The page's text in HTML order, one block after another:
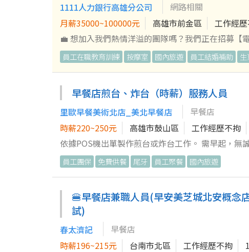
1111人力銀行高雄分公司
網路相關
月薪35000~100000元
高雄市前金區 工作經
💼 想加入我們熱情洋溢的團隊嗎？我們正在招募【
告，讓更多企業找到完美合作夥伴！ 2. 定期回訪
助企業建立職缺並熟悉招募系統操作，將服務從線上延續到線下！ 💵 我們提供的豐厚福利 ●底
餐津貼+績效獎金【無上限】 ●提供國內外員工旅
異） 🎯 我們的期待 1. 內勤辦公室工作，需要具備基本打字能力與電腦操作概念。 2. 不論你是剛畢業還是想重回職場，具
備企圖心與學習力就歡迎加入！有賺錢的熱情是加
https://assessment.1111.com.tw/cstar/ ✨ 準備好
都期待你的加入！ 一起來打造更美好的職場未來吧！
員工在職教育訓練 按摩室 國內旅遊 員工結婚補助
早餐店煎台、炸台（時薪）服務人員
里歐早餐美術北店_美北早餐店
早餐店
時薪220~250元
高雄市鼓山區 工作經歷不拘
依據POS機出單製作煎台或炸台工作。 需早起，
餐。 需要有內場工作經驗。
員工團保 免費供餐 尾牙 員工聚餐 國內旅遊
🍔早餐店兼職人員(早安美芝城北安概念
試)
春太濟記
早餐店
時薪196~215元
台南市北區 工作經歷不拘